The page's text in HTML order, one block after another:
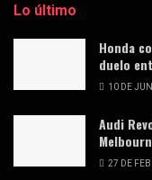
Lo último
Honda
duelo
10 DE
Audi
27 DE